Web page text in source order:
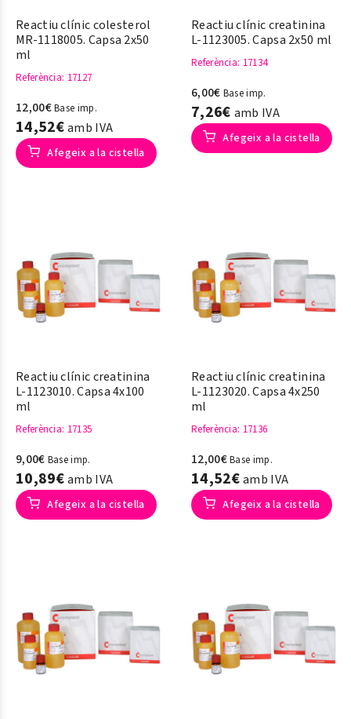
Reactiu clínic colesterol
MR-1118005. Capsa 2x50
ml
Referència: 17127
12,00€Base imp.
14,52€amb IVA
Afegeix a la cistella
Reactiu clínic creatinina
L-1123005. Capsa 2x50 ml
Referència: 17134
6,00€ Base imp.
7,26€ amb IVA
Afegeix a la cistella
Reactiu clínic creatinina
L-1123010. Capsa 4x100
ml
Referència: 17135
9,00€ Base imp.
10,89€amb IVA
Afegeix a la cistella
Reactiu clínic creatinina
L-1123020. Capsa 4x250
ml
Referència: 17136
12,00€Base imp.
14,52€amb IVA
Afegeix a la cistella